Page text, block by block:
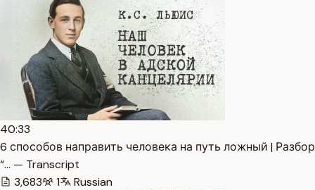
40:33
6 способов направить человека на путь ложный | Разбор
“… — Transcript
3,683
1 Russian